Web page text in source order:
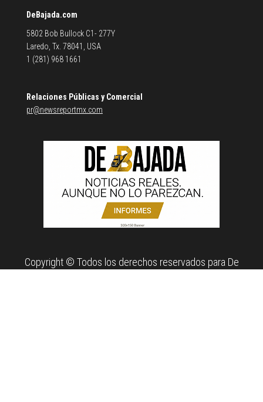
DeBajada.com
5802 Bob Bullock C1- 277Y
Laredo, Tx. 78041, USA
1 (281) 968 1661
Relaciones Públicas y Comercial
pr@newsreportmx.com
Copyright © Todos los derechos reservados para De